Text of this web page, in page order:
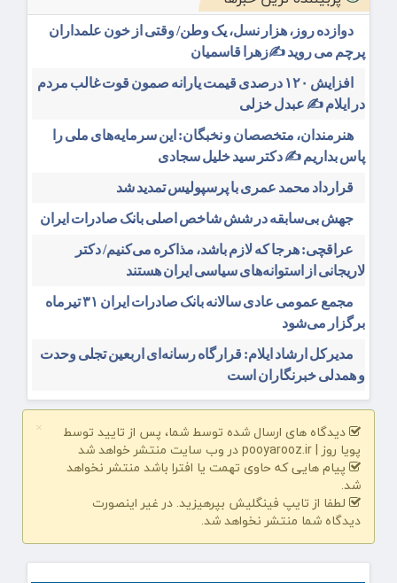
دوازده روز، هزار نسل، یک وطن/ وقتی از خون علمداران
پرچم می روید ✍️زهرا قاسمیان
افزایش ۱۲۰ درصدی قیمت یارانه صمون قوت غالب مردم
در ایلام ✍️ عبدل خزلی
هنرمندان، متخصصان و نخبگان: این سرمایه‌های ملی را
پاس بداریم ✍️ دکتر سید خلیل سجادی
قرارداد محمد عمری با پرسپولیس تمدید شد
جهش بی‌سابقه در شش شاخص اصلی بانک صادرات ایران
عراقچی: هرجا که لازم باشد، مذاکره می‌کنیم/ دکتر
لاریجانی از استوانه‌های سیاسی ایران هستند
مجمع عمومی عادی سالانه بانک صادرات ایران ۳۱ تیرماه
برگزار می‌شود
مدیرکل ارشاد ایلام: قرارگاه رسانه‌ای اربعین تجلی وحدت
و همدلی خبرنگاران است
×
دیدگاه های ارسال شده توسط شما، پس از تایید توسط
پویا روز | pooyarooz.ir در وب سایت منتشر خواهد شد
پیام هایی که حاوی تهمت یا افترا باشد منتشر نخواهد
شد.
لطفا از تایپ فینگلیش بپرهیزید. در غیر اینصورت
دیدگاه شما منتشر نخواهد شد.